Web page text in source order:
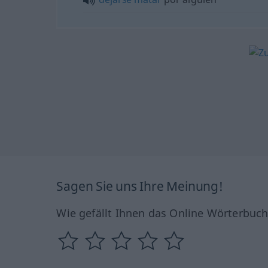
Sagen Sie uns Ihre Meinung!
Wie gefällt Ihnen das Online